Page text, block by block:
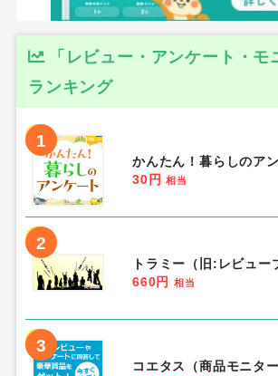
「レビュー・アンケート・モ
ランキング
1
かんたん！暮らしのア
30円
相当
2
トラミー（旧:レビュー
660円
相当
3
コエタス（商品モニタ